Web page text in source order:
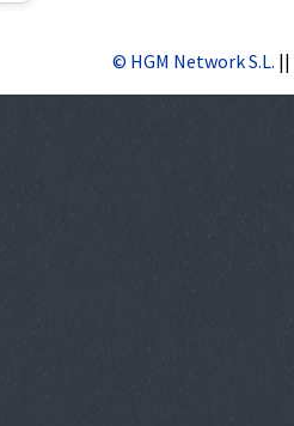
© HGM Network S.L. ||